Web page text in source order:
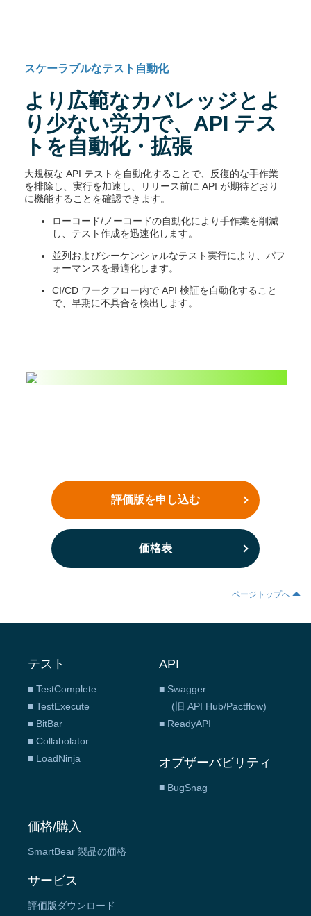
スケーラブルなテスト自動化
より広範なカバレッジとよ
り少ない労力で、API テス
トを自動化・拡張
大規模な API テストを自動化することで、反復的な手作業
を排除し、実行を加速し、リリース前に API が期待どおり
に機能することを確認できます。
ローコード/ノーコードの自動化により手作業を削減
し、テスト作成を迅速化します。
並列およびシーケンシャルなテスト実行により、パフ
ォーマンスを最適化します。
CI/CD ワークフロー内で API 検証を自動化すること
で、早期に不具合を検出します。
評価版を申し込む
価格表
ページトップへ
テスト
■ TestComplete
■ TestExecute
■ BitBar
■ Collabolator
■ LoadNinja
API
■ Swagger
(旧 API Hub/Pactflow)
■ ReadyAPI
オブザーバビリティ
■ BugSnag
価格/購入
SmartBear 製品の価格
サービス
評価版ダウンロード